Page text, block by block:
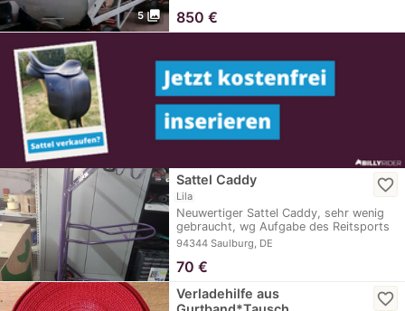
5 photo_library 850 €
Sattel Caddy
Lila
Neuwertiger Sattel Caddy, sehr wenig
gebraucht, wg Aufgabe des Reitsports
zu…
94344 Saulburg, DE
favorite_border
70 €
Verladehilfe aus
favorite_border